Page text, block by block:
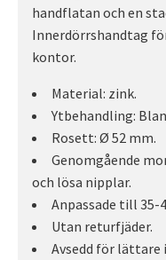
handflatan och en
Innerdörrshandtag
kontor.
Material: zink.
Ytbehandling:
Rosett: Ø 52 mm.
Genomgående
och lösa nipplar.
Anpassade till
Utan returfjäder.
Avsedd för lättare